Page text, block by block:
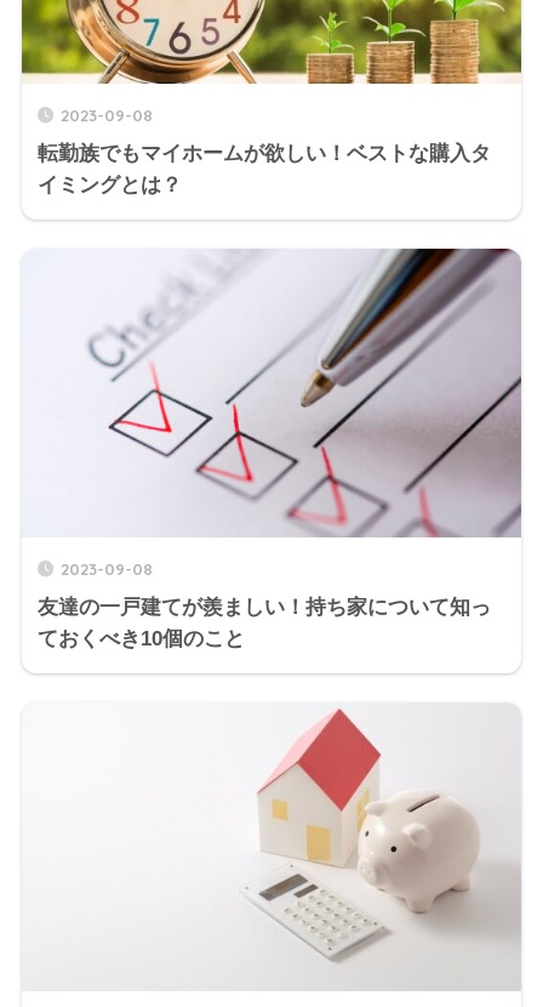
2023-09-08
転勤族でもマイホームが欲しい！ベストな購入タ
イミングとは？
2023-09-08
友達の一戸建てが羨ましい！持ち家について知っ
ておくべき10個のこと